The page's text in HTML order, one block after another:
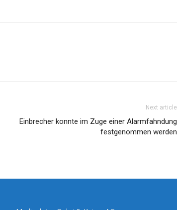
Next article
Einbrecher konnte im Zuge einer Alarmfahndung
festgenommen werden